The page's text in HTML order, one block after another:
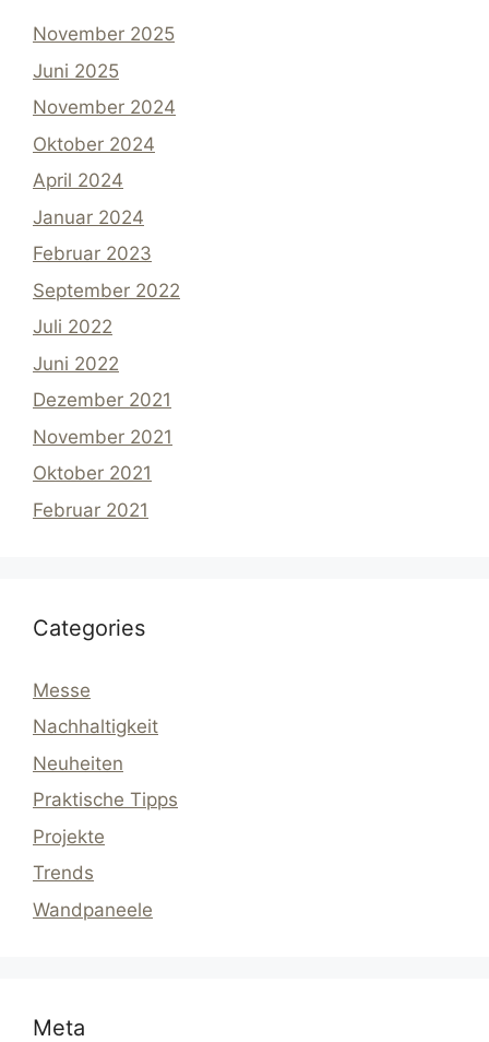
November 2025
Juni 2025
November 2024
Oktober 2024
April 2024
Januar 2024
Februar 2023
September 2022
Juli 2022
Juni 2022
Dezember 2021
November 2021
Oktober 2021
Februar 2021
Categories
Messe
Nachhaltigkeit
Neuheiten
Praktische Tipps
Projekte
Trends
Wandpaneele
Meta